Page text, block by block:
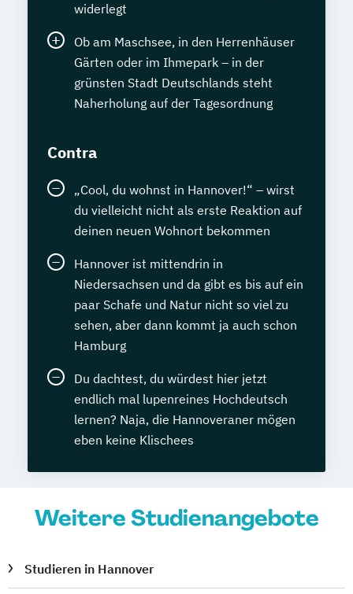
widerlegt
Ob am Maschsee, in den Herrenhäuser
Gärten oder im Ihmepark – in der
grünsten Stadt Deutschlands steht
Naherholung auf der Tagesordnung
Contra
„Cool, du wohnst in Hannover!“ – wirst
du vielleicht nicht als erste Reaktion auf
deinen neuen Wohnort bekommen
Hannover ist mittendrin in
Niedersachsen und da gibt es bis auf ein
paar Schafe und Natur nicht so viel zu
sehen, aber dann kommt ja auch schon
Hamburg
Du dachtest, du würdest hier jetzt
endlich mal lupenreines Hochdeutsch
lernen? Naja, die Hannoveraner mögen
eben keine Klischees
Weitere Studienangebote
Studieren in Hannover